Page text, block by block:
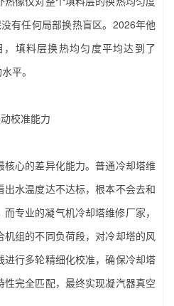
有任何局部换热盲区。2026年他
填料层换热均匀度平均达到了
平。
校准能力
心的差异化能力。普通冷却塔维
水温度达不达标，根本不会去和
专业的‌凝气机冷却塔维修厂家‌，
组的不同负荷段，对冷却塔的风
行多轮精细化校准，确保冷却塔
完全匹配，最终实现凝汽器真空